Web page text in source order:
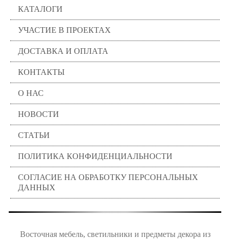
КАТАЛОГИ
УЧАСТИЕ В ПРОЕКТАХ
ДОСТАВКА И ОПЛАТА
КОНТАКТЫ
О НАС
НОВОСТИ
СТАТЬИ
ПОЛИТИКА КОНФИДЕНЦИАЛЬНОСТИ
СОГЛАСИЕ НА ОБРАБОТКУ ПЕРСОНАЛЬНЫХ
ДАННЫХ
Восточная мебель, светильники и предметы декора из